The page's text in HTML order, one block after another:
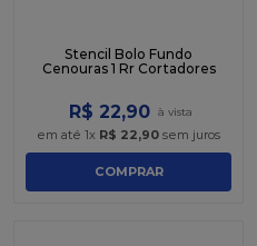
Stencil Bolo Fundo
Cenouras 1 Rr Cortadores
R$ 22,90
em até 1x R$ 22,90 sem juros
COMPRAR